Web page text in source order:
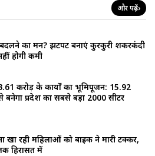
और पढ़ें›
बदलने का मन? झटपट बनाएं कुरकुरी शकरकंदी
होगी कमी
करोड़ के कार्यों का भूमिपूजन: 15.92
बनेगा प्रदेश का सबसे बड़ा 2000 सीटर
खा रही महिलाओं को बाइक ने मारी टक्कर,
हिरासत में